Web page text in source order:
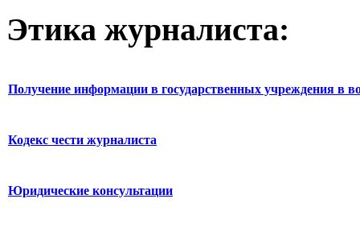
Этика журналиста:
Получение информации в государственных учреждения в
Кодекс чести журналиста
Юридические консультации